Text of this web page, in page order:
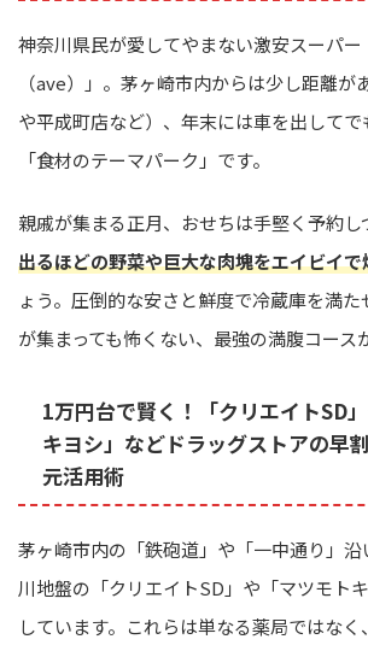
神奈川県民が愛してやまない激安スーパー
（ave）」。茅ヶ崎市内からは少し距離が
や平成町店など）、年末には車を出してで
「食材のテーマパーク」です。
親戚が集まる正月、おせちは手堅く予約し
出るほどの野菜や巨大な肉塊をエイビイで
ょう。圧倒的な安さと鮮度で冷蔵庫を満
が集まっても怖くない、最強の満腹コース
1万円台で賢く！「クリエイトSD
キヨシ」などドラッグストアの早
元活用術
茅ヶ崎市内の「鉄砲道」や「一中通り」
川地盤の「クリエイトSD」や「マツモト
しています。これらは単なる薬局ではな